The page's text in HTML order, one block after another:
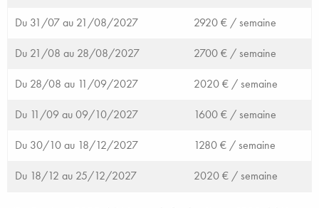
Du 31/07 au 21/08/2027 2920 € /semaine
Du 21/08 au 28/08/2027 2700 € /semaine
Du 28/08 au 11/09/2027 2020 € /semaine
Du 11/09 au 09/10/2027 1600 € /semaine
Du 30/10 au 18/12/2027 1280 € /semaine
Du 18/12 au 25/12/2027 2020 € /semaine